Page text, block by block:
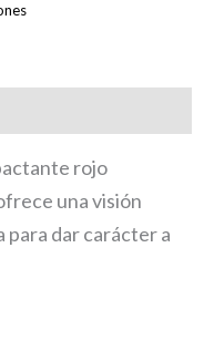
rojo
una visión
para dar carácter a